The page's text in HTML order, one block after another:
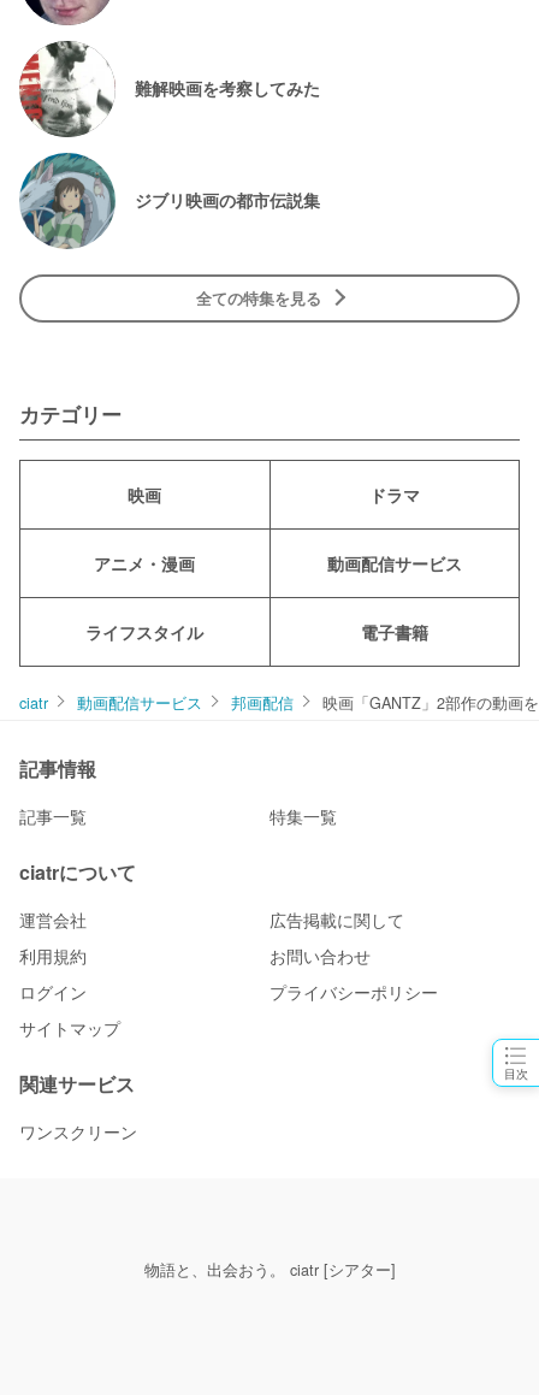
目次
難解映画を考察してみた
ジブリ映画の都市伝説集
全ての特集を見る
カテゴリー
映画 ドラマ
アニメ・漫画 動画配信サービス
ライフスタイル 電子書籍
ciatr 動画配信サービス 邦画配信 映画「GANTZ」2部作の動画
記事情報
記事一覧 特集一覧
ciatrについて
運営会社
広告掲載に関して
利用規約
お問い合わせ
ログイン
プライバシーポリシー
サイトマップ
関連サービス
ワンスクリーン
物語と、出会おう。 ciatr [シアター]